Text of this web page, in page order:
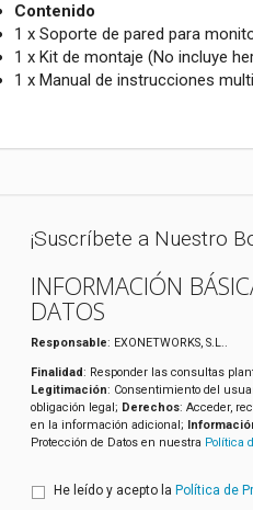
Contenido
1 x Soporte de pared para
1 x Kit de montaje (No incluye
1 x Manual de instrucciones
¡Suscríbete a Nuestro
INFORMACIÓN
DATOS
Responsable: EXONETWORKS, S.L..
Finalidad: Responder las consultas
Legitimación: Consentimiento del
obligación legal; Derechos: Acceder,
en la información adicional;
Protección de Datos en nuestra Política
He leído y acepto la Política de